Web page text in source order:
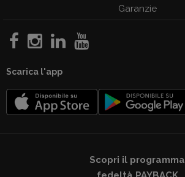
Garanzie
Scarica l'app
Scopri il programma